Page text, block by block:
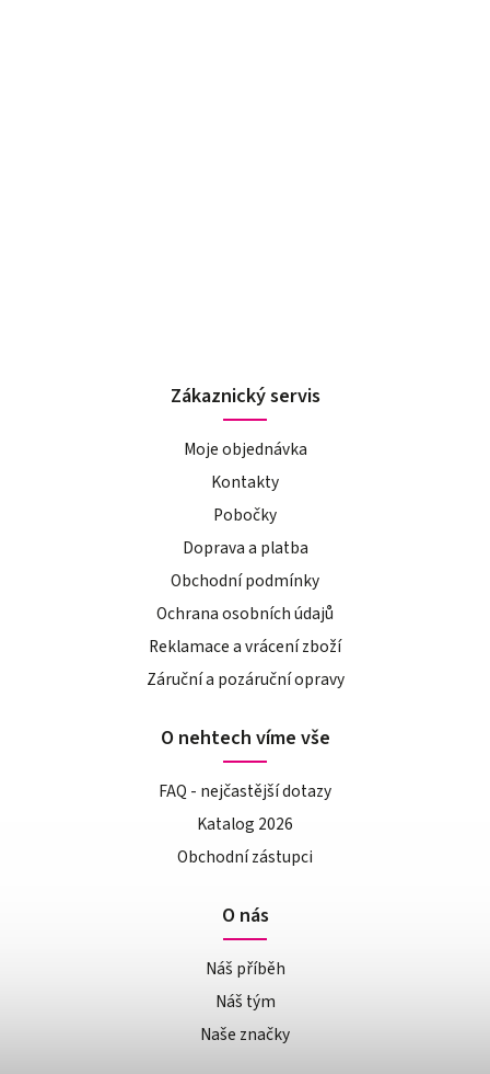
Zákaznický servis
Moje objednávka
Kontakty
Pobočky
Doprava a platba
Obchodní podmínky
Ochrana osobních údajů
Reklamace a vrácení zboží
Záruční a pozáruční opravy
O nehtech víme vše
FAQ - nejčastější dotazy
Katalog 2026
Obchodní zástupci
O nás
Náš příběh
Náš tým
Naše značky